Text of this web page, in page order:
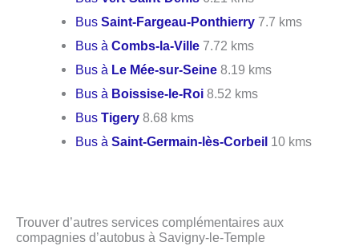
BusSaint-Fargeau-Ponthierry 7.7 kms
Bus àCombs-la-Ville 7.72 kms
Bus à Le Mée-sur-Seine 8.19 kms
Bus à Boissise-le-Roi 8.52 kms
BusTigery 8.68 kms
Bus àSaint-Germain-lès-Corbeil 10 kms
Trouver d’autres services complémentaires aux
compagnies d’autobus à Savigny-le-Temple